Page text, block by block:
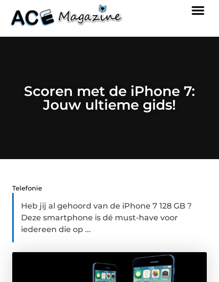
Scoren met de iPhone 7:
Jouw ultieme gids!
Telefonie
Heb jij al gehoord van de iPhone 7 128 GB ?
Deze smartphone is dé must-have voor
iedereen die op ...